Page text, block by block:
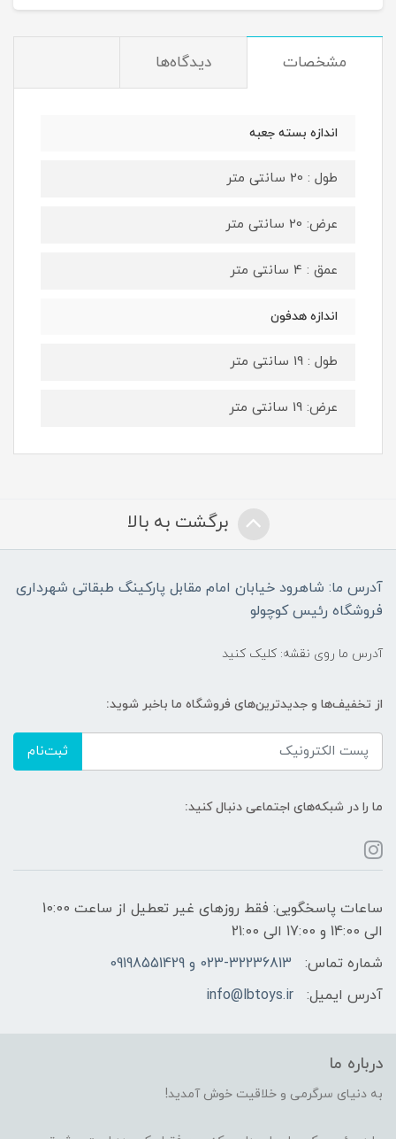
مشخصات دیدگاه‌ها
اندازه بسته جعبه
طول : 20 سانتی متر
عرض: 20 سانتی متر
عمق : 4 سانتی متر
اندازه هدفون
طول : 19 سانتی متر
عرض: 19 سانتی متر
برگشت به بالا
آدرس ما: شاهرود خیابان امام مقابل پارکینگ طبقاتی شهرداری
فروشگاه رئیس کوچولو
آدرس ما روی نقشه: کلیک کنید
از تخفیف‌ها و جدیدترین‌های فروشگاه ما باخبر شوید:
ثبت‌نام
ما را در شبکه‌های اجتماعی دنبال کنید:
ساعات پاسخگویی: فقط روزهای غیر تعطیل از ساعت 10:00
الی 14:00 و 17:00 الی 21:00
شماره تماس:
023-32236813 و 09198551429
آدرس ایمیل:
info@lbtoys.ir
درباره ما
به دنیای سرگرمی و خلاقیت خوش آمدید!